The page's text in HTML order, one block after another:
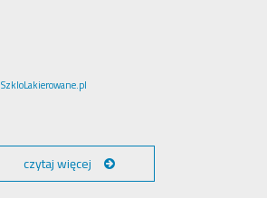
SzkloLakierowane.pl
czytaj więcej